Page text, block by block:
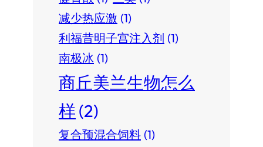
减少热应激 (1)
利福昔明子宫注入剂 (1)
南极冰 (1)
商丘美兰生物怎么
样(2)
复合预混合饲料 (1)